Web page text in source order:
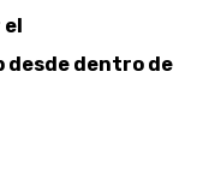
el
desde dentro de